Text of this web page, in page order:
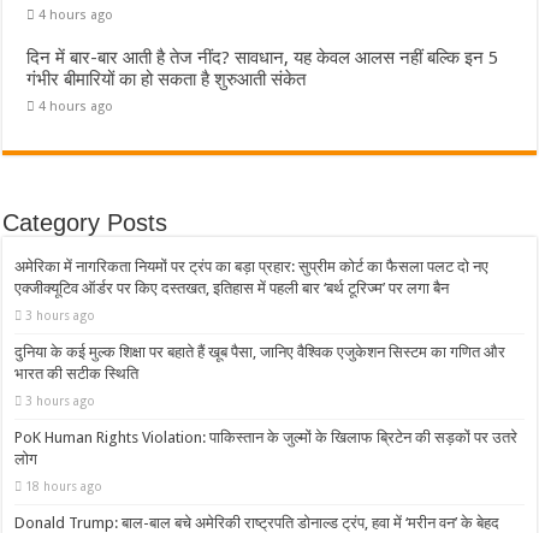
4 hours ago
दिन में बार-बार आती है तेज नींद? सावधान, यह केवल आलस नहीं बल्कि इन 5
गंभीर बीमारियों का हो सकता है शुरुआती संकेत
4 hours ago
Category Posts
अमेरिका में नागरिकता नियमों पर ट्रंप का बड़ा प्रहार: सुप्रीम कोर्ट का फैसला पलट दो नए
एक्जीक्यूटिव ऑर्डर पर किए दस्तखत, इतिहास में पहली बार ‘बर्थ टूरिज्म’ पर लगा बैन
3 hours ago
दुनिया के कई मुल्क शिक्षा पर बहाते हैं खूब पैसा, जानिए वैश्विक एजुकेशन सिस्टम का गणित और
भारत की सटीक स्थिति
3 hours ago
PoK Human Rights Violation: पाकिस्तान के जुल्मों के खिलाफ ब्रिटेन की सड़कों पर उतरे
लोग
18 hours ago
Donald Trump: बाल-बाल बचे अमेरिकी राष्ट्रपति डोनाल्ड ट्रंप, हवा में ‘मरीन वन’ के बेहद